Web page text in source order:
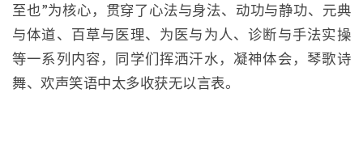
至也”为核心，贯穿了心法与身法、动功与静功、元典
与体道、百草与医理、为医与为人、诊断与手法实操
等一系列内容，同学们挥洒汗水，凝神体会，琴歌诗
舞、欢声笑语中太多收获无以言表。